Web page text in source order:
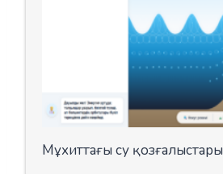
Мұхиттағы су қозғалыстары